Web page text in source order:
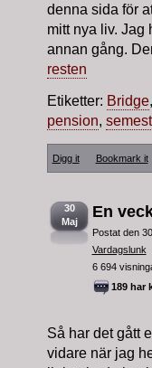
denna sida för
mitt nya liv. Jag
annan gång.
resten
Etiketter: Bridge,
pension,
Digg it Bookmark it
30
Maj
En
Postat den
Vardagslunk
6 694
189 har
Så har det gått
vidare när jag